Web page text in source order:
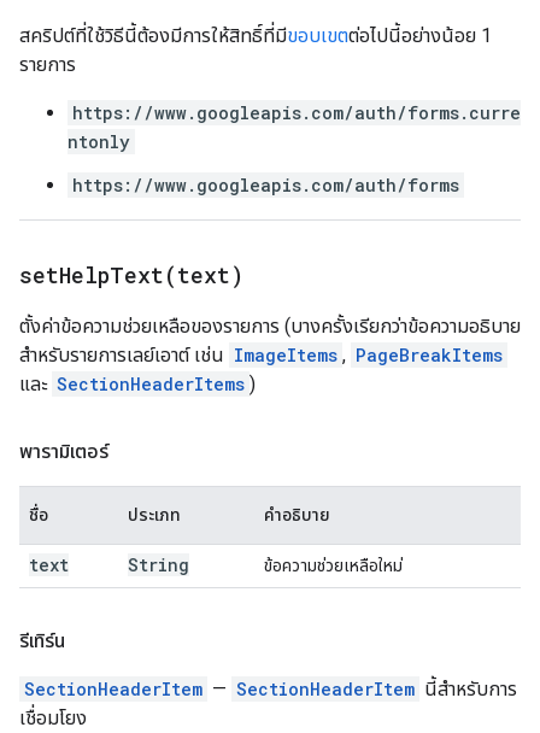
สคริปต์ที่ใช้วิธีนี้ต้องมีการให้สิทธิ์ที่มีขอบเขตต่อไปนี้อย่างน้อย 1
รายการ
https://www.googleapis.com/auth/forms.curre
ntonly
https://www.googleapis.com/auth/forms
setHelpText(text)
ตั้งค่าข้อความช่วยเหลือของรายการ (บางครั้งเรียกว่าข้อความอธิบาย
สำหรับรายการเลย์เอาต์ เช่น ImageItems , PageBreakItems
และ SectionHeaderItems )
พารามิเตอร์
ชื่อ ประเภท คำอธิบาย
text String ข้อความช่วยเหลือใหม่
รีเทิร์น
SectionHeaderItem — SectionHeaderItem นี้สำหรับการ
เชื่อมโยง